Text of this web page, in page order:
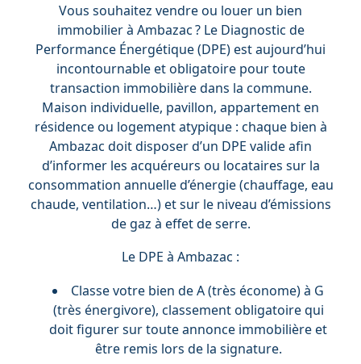
Vous souhaitez vendre ou louer un bien
immobilier à Ambazac ? Le Diagnostic de
Performance Énergétique (DPE) est aujourd’hui
incontournable et obligatoire pour toute
transaction immobilière dans la commune.
Maison individuelle, pavillon, appartement en
résidence ou logement atypique : chaque bien à
Ambazac doit disposer d’un DPE valide afin
d’informer les acquéreurs ou locataires sur la
consommation annuelle d’énergie (chauffage, eau
chaude, ventilation…) et sur le niveau d’émissions
de gaz à effet de serre.
Le DPE à Ambazac :
Classe votre bien de A (très économe) à G
(très énergivore), classement obligatoire qui
doit figurer sur toute annonce immobilière et
être remis lors de la signature.